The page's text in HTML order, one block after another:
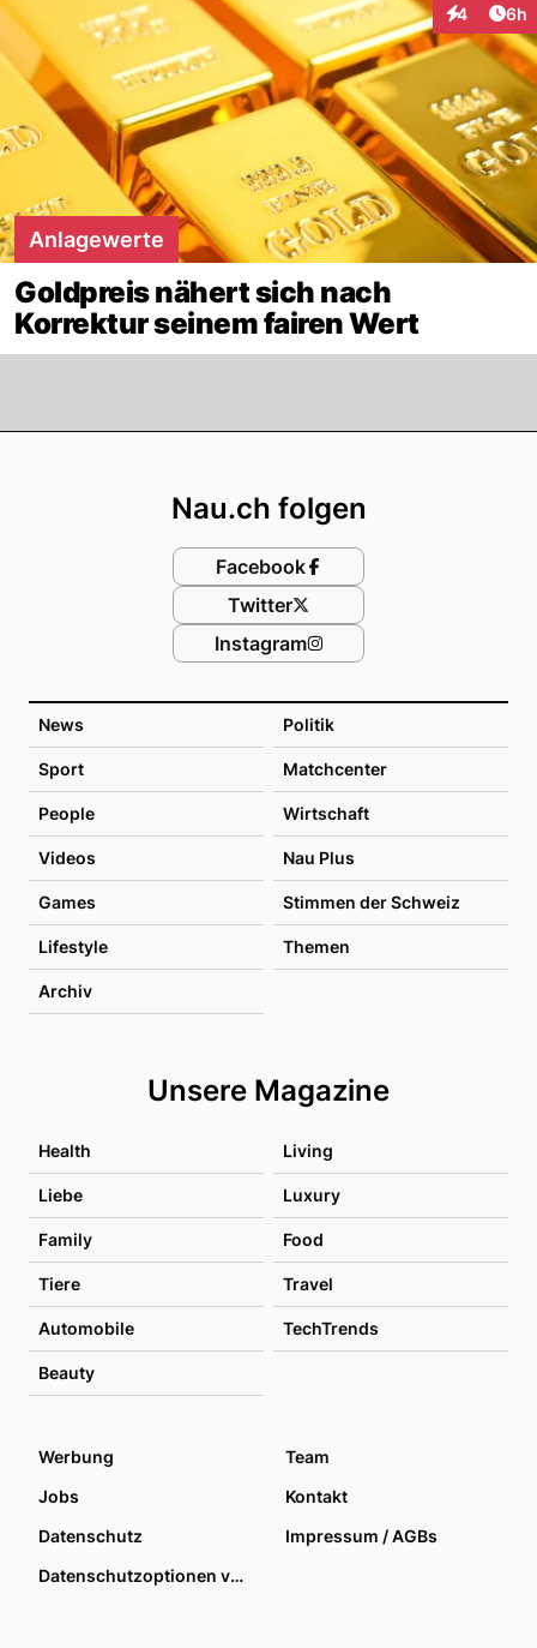
4 6h
Anlagewerte
Goldpreis nähert sich nach
Korrektur seinem fairen Wert
News Politik
Sport Matchcenter
People Wirtschaft
Videos Nau Plus
Games Stimmen der Schweiz
Lifestyle Themen
Archiv
Unsere Magazine
Health Living
Liebe Luxury
Family Food
Tiere Travel
Automobile TechTrends
Beauty
Nau.ch folgen
Facebook
Twitter
Instagram
Werbung
Team
Jobs
Kontakt
Datenschutz
Impressum / AGBs
Datenschutzoptionen verwalten